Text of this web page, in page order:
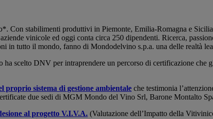
Con stabilimenti produttivi in Piemonte, Emilia-Romagna e
vinicole ed oggi conta circa 250 dipendenti. Ricerca,
tutto il mondo, fanno di Mondodelvino s.p.a. una delle realtà
scelto DNV per intraprendere un percorso di certificazione che
proprio sistema di gestione ambientale che testimonia
due sedi di MGM Mondo del Vino Srl, Barone Montalto
al progetto V.I.V.A. (Valutazione dell’Impatto della